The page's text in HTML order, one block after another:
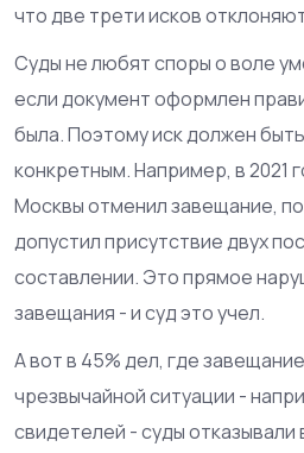
что две трети исков
Суды не любят споры о воле
если документ оформлен
была. Поэтому иск должен
конкретным. Например, в 2021
Москвы отменил завещание,
допустил присутствие двух
составлении. Это прямое
завещания - и суд это учел.
А вот в 45% дел, где
чрезвычайной ситуации -
свидетелей - суды отказывали